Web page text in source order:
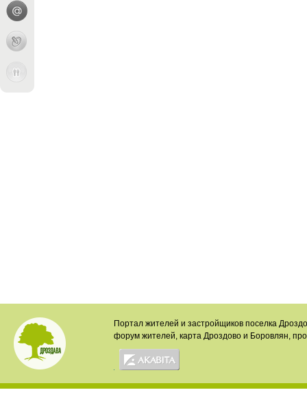
Портал жителей и застройщиков поселка
форум жителей, карта Дроздово и Боровлян,